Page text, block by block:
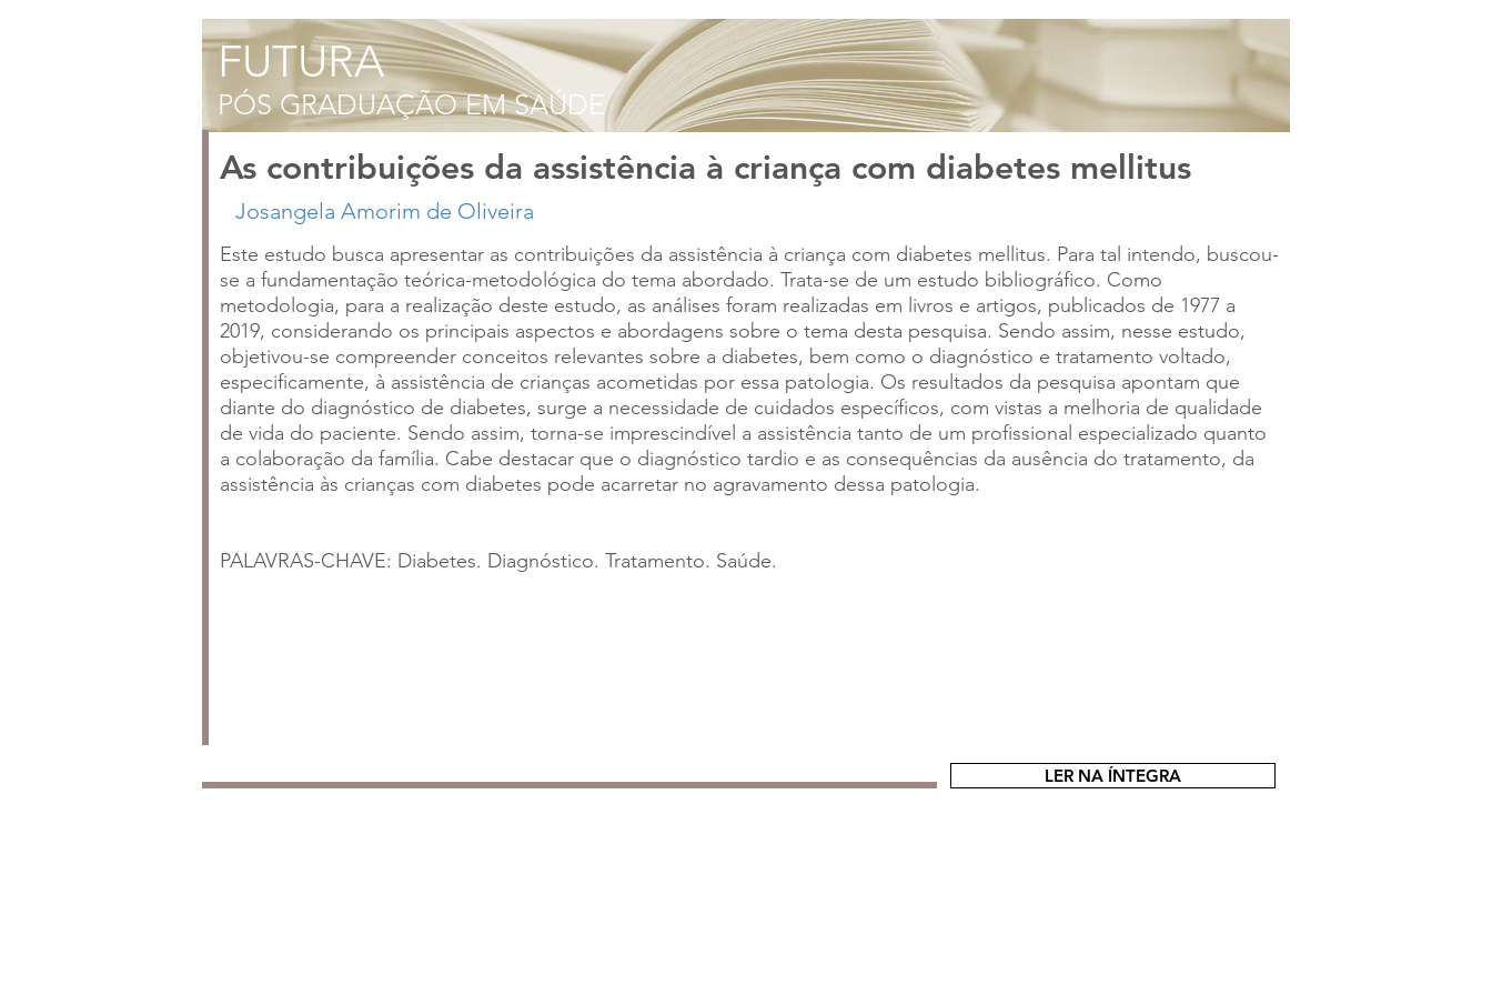
VOLTAR A IES
As contribuições da assistência à criança com diabetes mellitus
Este estudo busca apresentar as contribuições da assistência à criança com diabetes mellitus. Para tal intendo, buscou-
se a fundamentação teórica-metodológica do tema abordado. Trata-se de um estudo bibliográfico. Como
metodologia, para a realização deste estudo, as análises foram realizadas em livros e artigos, publicados de 1977 a
2019, considerando os principais aspectos e abordagens sobre o tema desta pesquisa. Sendo assim, nesse estudo,
objetivou-se compreender conceitos relevantes sobre a diabetes, bem como o diagnóstico e tratamento voltado,
especificamente, à assistência de crianças acometidas por essa patologia. Os resultados da pesquisa apontam que
diante do diagnóstico de diabetes, surge a necessidade de cuidados específicos, com vistas a melhoria de qualidade
de vida do paciente. Sendo assim, torna-se imprescindível a assistência tanto de um profissional especializado quanto
a colaboração da família. Cabe destacar que o diagnóstico tardio e as consequências da ausência do tratamento, da
assistência às crianças com diabetes pode acarretar no agravamento dessa patologia.
PALAVRAS-CHAVE: Diabetes. Diagnóstico. Tratamento. Saúde.
LER NA ÍNTEGRA